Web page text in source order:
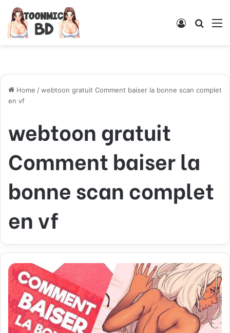
Log
Home /webtoon gratuit Comment baiser la bonne scan complet
en vf
webtoon gratuit
Comment baiser la
bonne scan complet
en vf